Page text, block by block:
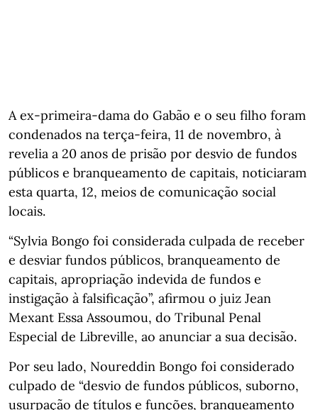
A ex-primeira-dama do Gabão e o seu filho foram
condenados na terça-feira, 11 de novembro, à
revelia a 20 anos de prisão por desvio de fundos
públicos e branqueamento de capitais, noticiaram
esta quarta, 12, meios de comunicação social
locais.
“Sylvia Bongo foi considerada culpada de receber
e desviar fundos públicos, branqueamento de
capitais, apropriação indevida de fundos e
instigação à falsificação”, afirmou o juiz Jean
Mexant Essa Assoumou, do Tribunal Penal
Especial de Libreville, ao anunciar a sua decisão.
Por seu lado, Noureddin Bongo foi considerado
culpado de “desvio de fundos públicos, suborno,
usurpação de títulos e funções, branqueamento